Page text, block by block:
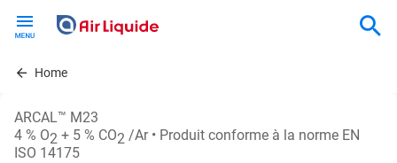
contentHome
ARCAL™ M23
4 % O2 + 5 % CO2 /Ar • Produit conforme à la norme EN
ISO 14175